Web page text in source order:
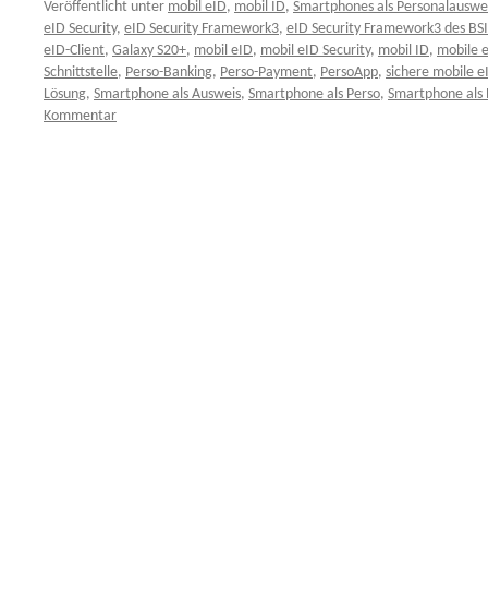
Veröffentlicht unter mobil eID, mobil ID, Smartphones als
eID Security, eID Security Framework3, eID Security Framework3 des BSI
eID-Client, Galaxy S20+, mobil eID, mobil eID Security, mobil ID, mobile
Schnittstelle, Perso-Banking, Perso-Payment, PersoApp, sichere mobile
Lösung, Smartphone als Ausweis, Smartphone als Perso, Smartphone als
Kommentar